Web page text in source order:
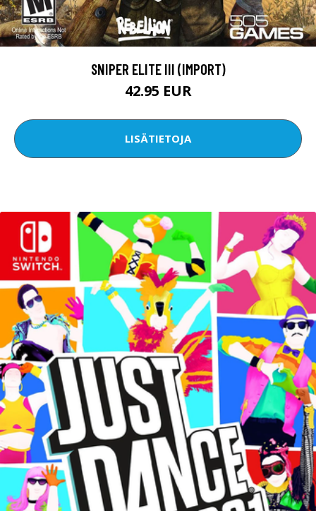
SNIPER ELITE III (IMPORT)
42.95 EUR
LISÄTIETOJA